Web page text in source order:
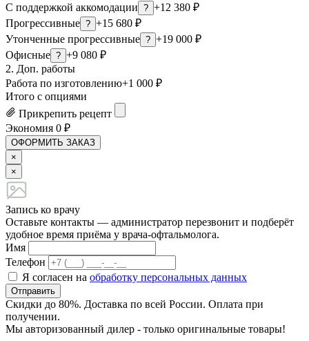
С поддержкой аккомодации ? +12 380 ₽
Прогрессивные ? +15 680 ₽
Утонченные прогрессивные ? +19 000 ₽
Офисные ? +9 080 ₽
2. Доп. работы
Работа по изготовлению+1 000 ₽
Итого с опциями
Прикрепить рецепт
Экономия 0 ₽
ОФОРМИТЬ ЗАКАЗ
×
×
Запись ко врачу
Оставьте контакты — администратор перезвонит и подберёт
удобное время приёма у врача-офтальмолога.
Имя
Телефон
Я согласен на обработку персональных данных
Отправить
Скидки до 80%. Доставка по всей России. Оплата при
получении.
Мы авторизованный дилер - только оригинальные товары!